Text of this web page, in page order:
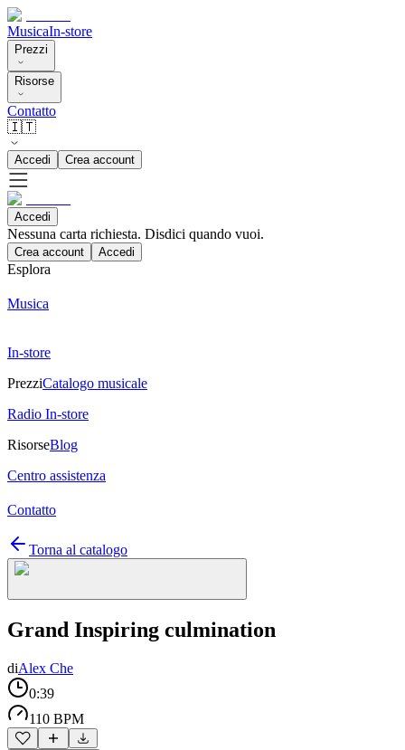
MusicaIn-store
Prezzi
Risorse
Contatto
🇮🇹
Accedi Crea account
Accedi
Nessuna carta richiesta. Disdici quando vuoi.
Crea account Accedi
Esplora
Musica
In-store
PrezziCatalogo musicale
Radio In-store
RisorseBlog
Centro assistenza
Contatto
Torna al catalogo
Grand Inspiring culmination
diAlex Che
0:39
110 BPM